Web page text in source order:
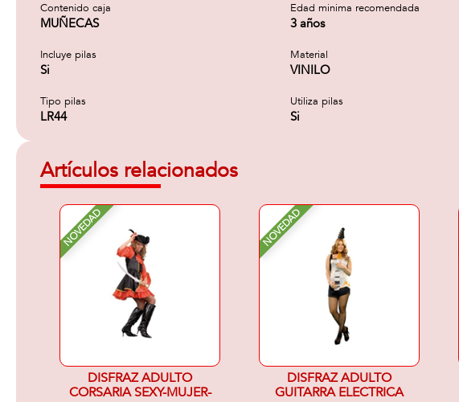
Contenido caja
MUÑECAS
Edad minima recomendada
3 años
Incluye pilas
Si
Material
VINILO
Tipo pilas
LR44
Utiliza pilas
Si
Artículos relacionados
NOVEDAD
DISFRAZ ADULTO
CORSARIA SEXY-MUJER-
NOVEDAD
DISFRAZ ADULTO
GUITARRA ELECTRICA